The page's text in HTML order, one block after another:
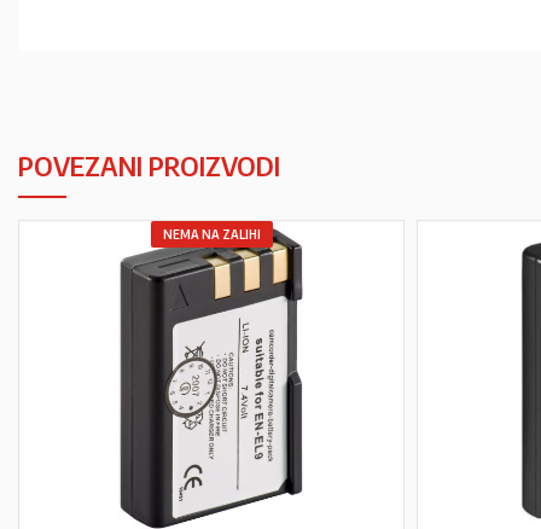
POVEZANI PROIZVODI
NEMA NA ZALIHI